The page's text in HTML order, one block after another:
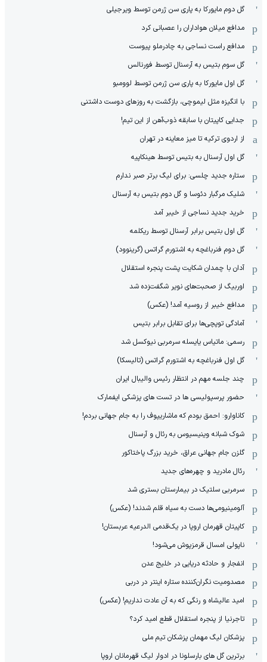
گل دوم مایورکا به پاری سن ژرمن توسط ویرجیلی
مدافع میلان هواداران را عصبانی کرد
مدافع راست نساجی به چادرملو پیوست
گل سوم بتیس به آرسنال توسط فورنالس
گل اول مایورکا به پاری سن ژرمن توسط لوومبو
با انگیزه مثل لیموچی، بازگشت به روزهای دوست داشتنی
جدایی کاپیتان با سابقه ذوب‌آهن از این تیم!
از اردوی ترکیه تا میز معاینه در تهران
گل اول آرسنال به بتیس توسط هینکاپیه
ستاره جدید چلسی: برای لیگ برتر صبر ندارم
شلیک مرگبار دئوسا و گل دوم بتیس به آرسنال
خرید جدید نساجی از خیبر آمد
گل اول بتیس برابر آرسنال توسط ریکلمه
گل دوم فنرباغچه به اشتورم گراتس (گرینوود)
آدان با چمدان شکایت پشت پنجره استقلال
اوربیگ از صحبت‌های نویر شگفت‌زده شد
مدافع خیبر از روسیه آمد! (عکس)
آمادگی توپچی‌ها برای تقابل برابر بتیس
رسمی: ماتیاس یایسله سرمربی نیوکسل شد
گل اول فنرباغچه به اشتورم گراتس (تالیسکا)
چند جلسه مهم در انتظار رئیس والیبال ایران
حضور پرسپولیسی ها در تست های پزشکی ایفمارک
کاناوارو: احمق بودم که ماشاریپوف را به جام جهانی بردم!
شوک شبانه وینیسیوس به رئال و آرسنال
گلزن جام جهانی عراق، خرید بزرگ پاختاکور
رئال مادرید و چهره‌های جدید
سرمربی سلتیک در بیمارستان بستری شد
آلومینیومی‌ها دست به سیاه قلم شدند! (عکس)
کاپیتان قهرمان اروپا در یک‌قدمی الدرعیه عربستان!
ناپولی امسال قرمزپوش می‌شود!
انفجار و حادثه دریایی در خلیج عدن
مصدومیت نگران‌کننده ستاره اینتر در دربی
امید عالیشاه و رنگی که به آن عادت نداریم! (عکس)
تاجرنیا از پنجره استقلال قطع امید کرد؟
پزشکان لیگ مهمان پزشکان تیم ملی
برترین گل های بارسلونا در ادوار لیگ قهرمانان اروپا